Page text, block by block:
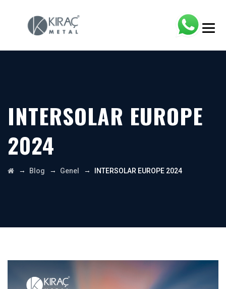
INTERSOLAR EUROPE
2024
→ Blog → Genel → INTERSOLAR EUROPE 2024